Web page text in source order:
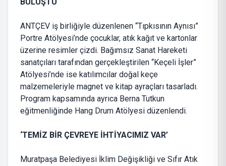
ANTÇEV iş birliğiyle düzenlenen “Tıpkısının Aynısı”
Portre Atölyesi’nde çocuklar, atık kağıt ve kartonlar
üzerine resimler çizdi. Bağımsız Sanat Hareketi
sanatçıları tarafından gerçekleştirilen “Keçeli İşler”
Atölyesi’nde ise katılımcılar doğal keçe
malzemeleriyle magnet ve kitap ayraçları tasarladı.
Program kapsamında ayrıca Berna Tutkun
eğitmenliğinde Hang Drum Atölyesi düzenlendi.
‘TEMİZ BİR ÇEVREYE İHTİYACIMIZ VAR’
Muratpaşa Belediyesi İklim Değişikliği ve Sıfır Atık